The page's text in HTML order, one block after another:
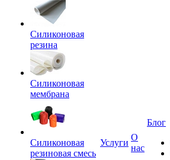
Силиконовая
резина
Силиконовая
мембрана
Силиконовая
резиновая смесь
Услуги
О
нас
Блог